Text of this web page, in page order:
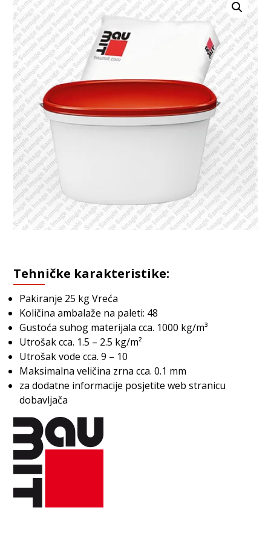
Tehničke karakteristike:
Pakiranje 25 kg Vreća
Količina ambalaže na paleti: 48
Gustoća suhog materijala cca. 1000 kg/m³
Utrošak cca. 1.5 – 2.5 kg/m²
Utrošak vode cca. 9 – 10
Maksimalna veličina zrna cca. 0.1 mm
za dodatne informacije posjetite web stranicu
dobavljača